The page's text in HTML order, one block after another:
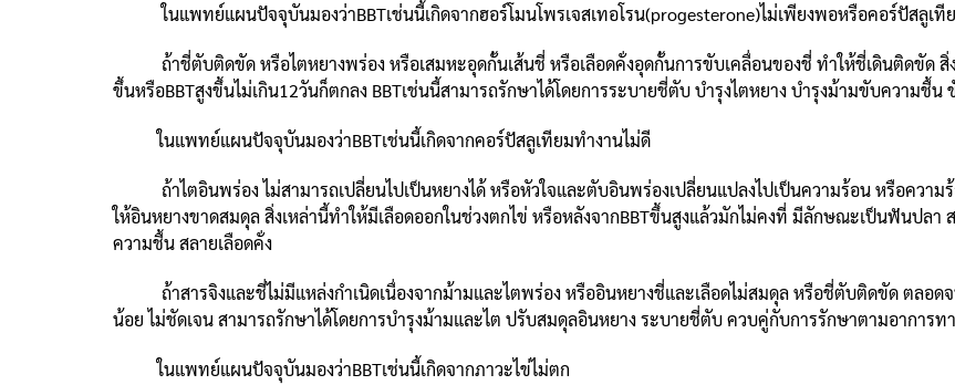
ในแพทย์แผนปัจจุบันมองว่าBBTเช่นนี้เกิดจากฮอร์โมนโพรเจสเทอโรน(progesterone)ไม่เพียงพอหรือคอร์ปัสลูเ
ถ้าชี่ตับติดขัด หรือไตหยางพร่อง หรือเสมหะอุดกั้นเส้นชี่ หรือเลือดคั่งอุดกั้นการขับเคลื่อนของชี่ ทำให้ชี่เดินติดขัด สิ่งเ
ขึ้นหรือBBTสูงขึ้นไม่เกิน12วันก็ตกลง BBTเช่นนี้สามารถรักษาได้โดยการระบายชี่ตับ บำรุงไตหยาง บำรุงม้ามขับความชื้น
ในแพทย์แผนปัจจุบันมองว่าBBTเช่นนี้เกิดจากคอร์ปัสลูเทียมทำงานไม่ดี
ถ้าไตอินพร่อง ไม่สามารถเปลี่ยนไปเป็นหยางได้ หรือหัวใจและตับอินพร่องเปลี่ยนแปลงไปเป็นความร้อน หรือความ
ให้อินหยางขาดสมดุล สิ่งเหล่านี้ทำให้มีเลือดออกในช่วงตกไข่ หรือหลังจากBBTขึ้นสูงแล้วมักไม่คงที่ มีลักษณะเป็นฟันปลา
ความชื้น สลายเลือดคั่ง
ถ้าสารจิงและชี่ไม่มีแหล่งกำเนิดเนื่องจากม้ามและไตพร่อง หรืออินหยางชี่และเลือดไม่สมดุล หรือชี่ตับติดขัด ตลอดจ
น้อย ไม่ชัดเจน สามารถรักษาได้โดยการบำรุงม้ามและไต ปรับสมดุลอินหยาง ระบายชี่ตับ ควบคู่กับการรักษาตามอาการท
ในแพทย์แผนปัจจุบันมองว่าBBTเช่นนี้เกิดจากภาวะไข่ไม่ตก